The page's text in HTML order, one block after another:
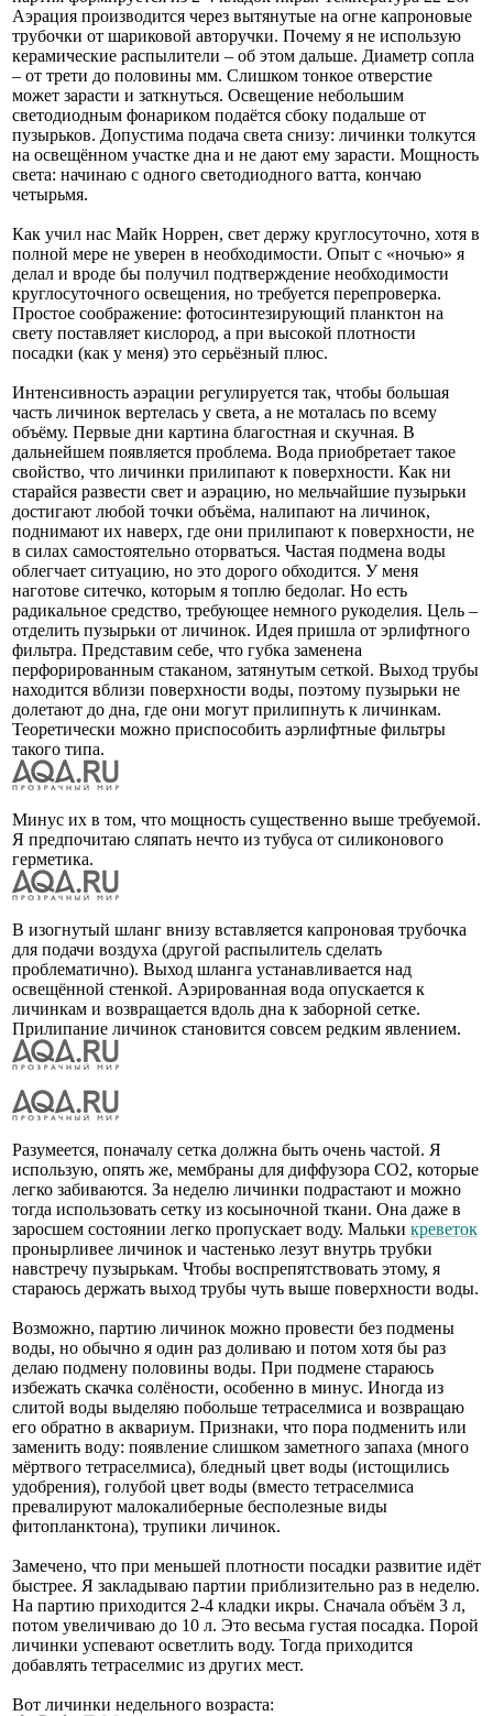
Аэрация производится через вытянутые на огне капроновые
трубочки от шариковой авторучки. Почему я не использую
керамические распылители – об этом дальше. Диаметр сопла
– от трети до половины мм. Слишком тонкое отверстие
может зарасти и заткнуться. Освещение небольшим
светодиодным фонариком подаётся сбоку подальше от
пузырьков. Допустима подача света снизу: личинки толкутся
на освещённом участке дна и не дают ему зарасти. Мощность
света: начинаю с одного светодиодного ватта, кончаю
четырьмя.
Как учил нас Майк Норрен, свет держу круглосуточно, хотя в
полной мере не уверен в необходимости. Опыт с «ночью» я
делал и вроде бы получил подтверждение необходимости
круглосуточного освещения, но требуется перепроверка.
Простое соображение: фотосинтезирующий планктон на
свету поставляет кислород, а при высокой плотности
посадки (как у меня) это серьёзный плюс.
Интенсивность аэрации регулируется так, чтобы большая
часть личинок вертелась у света, а не моталась по всему
объёму. Первые дни картина благостная и скучная. В
дальнейшем появляется проблема. Вода приобретает такое
свойство, что личинки прилипают к поверхности. Как ни
старайся развести свет и аэрацию, но мельчайшие пузырьки
достигают любой точки объёма, налипают на личинок,
поднимают их наверх, где они прилипают к поверхности, не
в силах самостоятельно оторваться. Частая подмена воды
облегчает ситуацию, но это дорого обходится. У меня
наготове ситечко, которым я топлю бедолаг. Но есть
радикальное средство, требующее немного рукоделия. Цель –
отделить пузырьки от личинок. Идея пришла от эрлифтного
фильтра. Представим себе, что губка заменена
перфорированным стаканом, затянутым сеткой. Выход трубы
находится вблизи поверхности воды, поэтому пузырьки не
долетают до дна, где они могут прилипнуть к личинкам.
Теоретически можно приспособить аэрлифтные фильтры
такого типа.
Минус их в том, что мощность существенно выше требуемой.
Я предпочитаю сляпать нечто из тубуса от силиконового
герметика.
В изогнутый шланг внизу вставляется капроновая трубочка
для подачи воздуха (другой распылитель сделать
проблематично). Выход шланга устанавливается над
освещённой стенкой. Аэрированная вода опускается к
личинкам и возвращается вдоль дна к заборной сетке.
Прилипание личинок становится совсем редким явлением.
Разумеется, поначалу сетка должна быть очень частой. Я
использую, опять же, мембраны для диффузора CO2, которые
легко забиваются. За неделю личинки подрастают и можно
тогда использовать сетку из косыночной ткани. Она даже в
заросшем состоянии легко пропускает воду. Мальки креветок
пронырливее личинок и частенько лезут внутрь трубки
навстречу пузырькам. Чтобы воспрепятствовать этому, я
стараюсь держать выход трубы чуть выше поверхности воды.
Возможно, партию личинок можно провести без подмены
воды, но обычно я один раз доливаю и потом хотя бы раз
делаю подмену половины воды. При подмене стараюсь
избежать скачка солёности, особенно в минус. Иногда из
слитой воды выделяю побольше тетраселмиса и возвращаю
его обратно в аквариум. Признаки, что пора подменить или
заменить воду: появление слишком заметного запаха (много
мёртвого тетраселмиса), бледный цвет воды (истощились
удобрения), голубой цвет воды (вместо тетраселмиса
превалируют малокалиберные бесполезные виды
фитопланктона), трупики личинок.
Замечено, что при меньшей плотности посадки развитие идёт
быстрее. Я закладываю партии приблизительно раз в неделю.
На партию приходится 2-4 кладки икры. Сначала объём 3 л,
потом увеличиваю до 10 л. Это весьма густая посадка. Порой
личинки успевают осветлить воду. Тогда приходится
добавлять тетраселмис из других мест.
Вот личинки недельного возраста: